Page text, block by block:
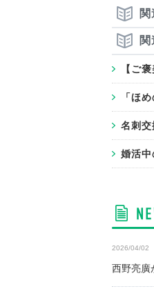
【ご
「ほ
名刺
婚活
2026/04/02
西野亮廣